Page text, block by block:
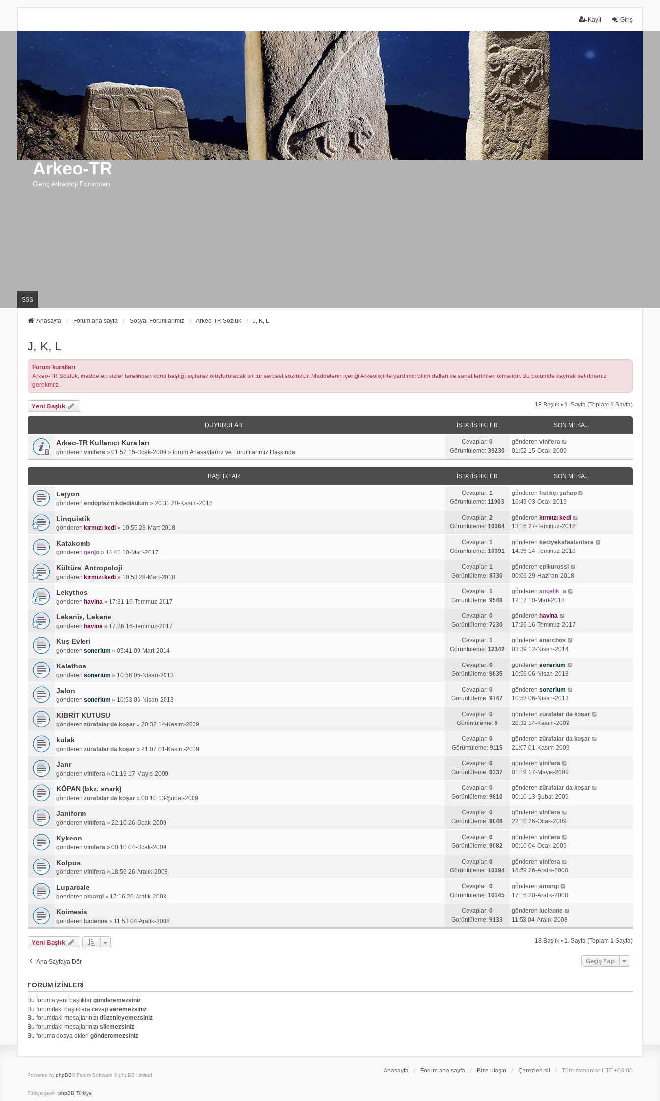
Giriş
Kayıt
Arkeo-TR
Genç Arkeoloji Forumları
SSS
Anasayfa Forum ana sayfa Sosyal Forumlarımız Arkeo-TR Sözlük J, K, L
J, K, L
Forum kuralları
Arkeo-TR Sözlük, maddeleri sizler tarafından konu başlığı açılarak oluşturulacak bir tür serbest sözlüktür. Maddelerin içeriği Arkeoloji ile yardımcı bilim dalları ve sanat terimleri olmalıdır. Bu bölümde kaynak belirtmeniz
gerekmez.
Yeni Başlık 18 Başlık •1. Sayfa (Toplam1 Sayfa)
DUYURULAR İSTATISTIKLER SON MESAJ
Arkeo-TR Kullanıcı Kuralları
gönderen vinifera» 01:52 15-Ocak-2009 » forum Anasayfamız ve Forumlarımız Hakkında
Cevaplar:0
Görüntüleme: 39230
gönderen vinifera
01:52 15-Ocak-2009
BAŞLIKLAR İSTATISTIKLER SON MESAJ
Lejyon
gönderen endoplazmikdedikulum » 20:31 20-Kasım-2018
Cevaplar:1
Görüntüleme:11903
gönderen fıstıkçı şahap
16:49 03-Ocak-2019
Linguistik
gönderen kırmızı kedi» 10:55 28-Mart-2018
Cevaplar:2
Görüntüleme: 10064
gönderen kırmızı kedi
13:16 27-Temmuz-2018
Katakomb
gönderen genjo» 14:41 10-Mart-2017
Cevaplar:1
Görüntüleme: 10091
gönderen kediyekafaatanfare
14:36 14-Temmuz-2018
Kültürel Antropoloji
gönderen kırmızı kedi» 10:53 28-Mart-2018
Cevaplar:1
Görüntüleme:8730
gönderen epikurossi
00:06 29-Haziran-2018
Lekythos
gönderen havina» 17:31 16-Temmuz-2017
Cevaplar:1
Görüntüleme:9548
gönderen angelik_a
12:17 10-Mart-2018
Lekanis, Lekane
gönderen havina» 17:26 16-Temmuz-2017
Cevaplar:0
Görüntüleme:7230
gönderen havina
17:26 16-Temmuz-2017
Kuş Evleri
gönderen sonerium » 05:41 09-Mart-2014
Cevaplar:1
Görüntüleme: 12342
gönderen anarchos
03:39 12-Nisan-2014
Kalathos
gönderen sonerium » 10:56 06-Nisan-2013
Cevaplar:0
Görüntüleme:9835
gönderen sonerium
10:56 06-Nisan-2013
Jalon
gönderen sonerium » 10:53 06-Nisan-2013
Cevaplar:0
Görüntüleme:9747
gönderen sonerium
10:53 06-Nisan-2013
KİBRİT KUTUSU
gönderen zürafalar da koşar» 20:32 14-Kasım-2009
Cevaplar:0
Görüntüleme: 6
gönderen zürafalar da koşar
20:32 14-Kasım-2009
kulak
gönderen zürafalar da koşar» 21:07 01-Kasım-2009
Cevaplar:0
Görüntüleme: 9115
gönderen zürafalar da koşar
21:07 01-Kasım-2009
Janr
gönderen vinifera» 01:19 17-Mayıs-2009
Cevaplar:0
Görüntüleme:9337
gönderen vinifera
01:19 17-Mayıs-2009
KÖPAN (bkz. snark)
gönderen zürafalar da koşar» 00:10 13-Şubat-2009
Cevaplar:0
Görüntüleme:9810
gönderen zürafalar da koşar
00:10 13-Şubat-2009
Janiform
gönderen vinifera» 22:10 26-Ocak-2009
Cevaplar:0
Görüntüleme:9048
gönderen vinifera
22:10 26-Ocak-2009
Kykeon
gönderen vinifera» 00:10 04-Ocak-2009
Cevaplar:0
Görüntüleme:9082
gönderen vinifera
00:10 04-Ocak-2009
Kolpos
gönderen vinifera» 18:59 26-Aralık-2008
Cevaplar:0
Görüntüleme: 10094
gönderen vinifera
18:59 26-Aralık-2008
Luparcale
gönderen amargi» 17:16 20-Aralık-2008
Cevaplar:0
Görüntüleme: 10145
gönderen amargi
17:16 20-Aralık-2008
Koimesis
gönderen lucienne» 11:53 04-Aralık-2008
Cevaplar:0
Görüntüleme:9133
gönderen lucienne
11:53 04-Aralık-2008
Yeni Başlık 18 Başlık •1. Sayfa (Toplam1 Sayfa)
Ana Sayfaya Dön Geçiş Yap
FORUM IZINLERI
Bu foruma yeni başlıklar gönderemezsiniz
Bu forumdaki başlıklara cevap veremezsiniz
Bu forumdaki mesajlarınızı düzenleyemezsiniz
Bu forumdaki mesajlarınızı silemezsiniz
Bu foruma dosya ekleri gönderemezsiniz
Anasayfa Forum ana sayfa Bize ulaşın Çerezleri sil Tüm zamanlar UTC+03:00
Powered by phpBB® Forum Software © phpBB Limited
Türkçe çeviri: phpBB Türkiye